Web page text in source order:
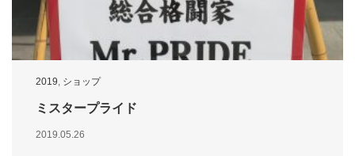
2019, ショップ
ミスタープライド
2019.05.26